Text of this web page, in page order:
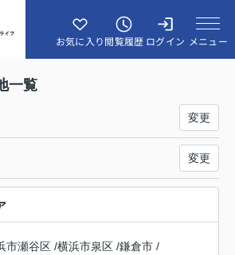
お気に入り閲覧履歴 ログイン メニュー
一覧
変更
変更
市瀬谷区 /横浜市泉区 /鎌倉市 /